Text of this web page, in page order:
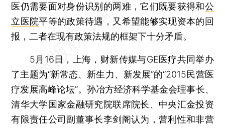
医仍需要面对身份识别的两难，它们既要获得和公
立医院平等的政策待遇，又希望能够实现资本的回
报，二者在现有政策法规的框架下十分矛盾。
5月16日，上海，财新传媒与GE医疗共同举办
了主题为“新常态、新生力、新发展”的“2015民营医
疗发展高峰论坛”。孙冶方经济科学基金会理事长、
清华大学国家金融研究院联席院长、中央汇金投资
有限责任公司副董事长李剑阁认为，营利性和非营